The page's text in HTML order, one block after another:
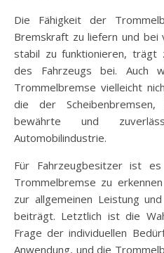
Die Fähigkeit der
Bremskraft zu liefern und bei
stabil zu funktionieren, trägt
des Fahrzeugs bei. Auch
Trommelbremse vielleicht
die der
bewährte und
Automobilindustrie.
Für Fahrzeugbesitzer ist
Trommelbremse zu
zur allgemeinen Leistung
beiträgt. Letztlich ist die
Frage der individuellen
Anwendung, und die